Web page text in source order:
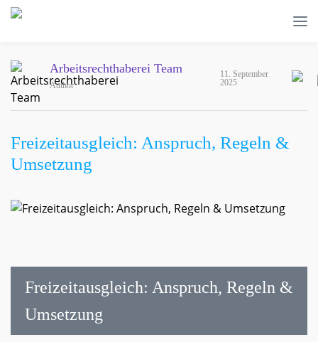
Arbeitsrechthaberei Team
Author
11. September
2025
Freizeitausgleich: Anspruch, Regeln &
Umsetzung
Freizeitausgleich: Anspruch, Regeln &
Umsetzung